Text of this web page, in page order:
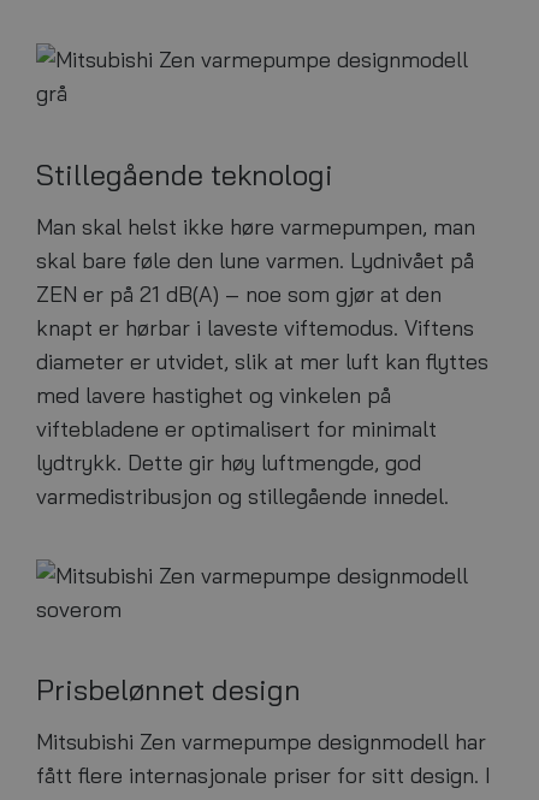
Stillegående teknologi
Man skal helst ikke høre varmepumpen, man
skal bare føle den lune varmen. Lydnivået på
ZEN er på 21 dB(A) – noe som gjør at den
knapt er hørbar i laveste viftemodus. Viftens
diameter er utvidet, slik at mer luft kan flyttes
med lavere hastighet og vinkelen på
viftebladene er optimalisert for minimalt
lydtrykk. Dette gir høy luftmengde, god
varmedistribusjon og stillegående innedel.
Prisbelønnet design
Mitsubishi Zen varmepumpe designmodell har
fått flere internasjonale priser for sitt design. I